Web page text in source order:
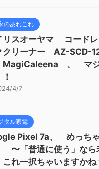
のあれこれ
リスオーヤマ コードレ
クリーナー AZ-SCD-
、 マジ
4/7
タル家電
Pixel 7a、 めっち
〜「普通に使う」なら
これ一択ちゃいますかね